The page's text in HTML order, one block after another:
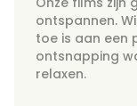
ontspannen.
toe is aan een
ontsnapping
relaxen.